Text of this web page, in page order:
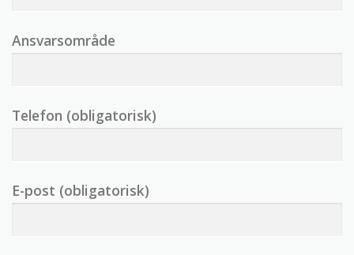
Ansvarsområde
Telefon (obligatorisk)
E-post (obligatorisk)